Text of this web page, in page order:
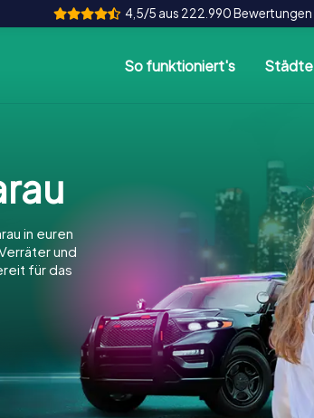
4,5/5 aus 222.990 Bewertungen
So funktioniert's Städte
in euren
und
für das